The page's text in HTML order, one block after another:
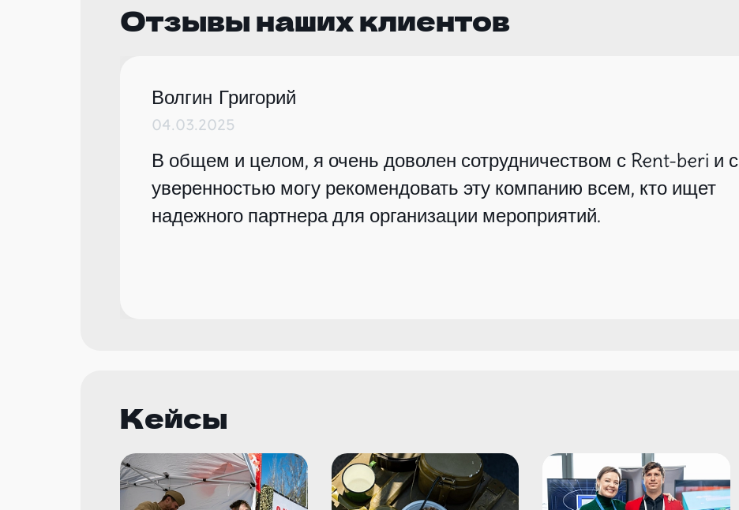
Отзывы наших клиентов
Волгин Григорий
04.03.2025
В общем и целом, я очень доволен сотрудничеством с Rent-beri и с
уверенностью могу рекомендовать эту компанию всем, кто ищет
надежного партнера для организации мероприятий.
Кейсы